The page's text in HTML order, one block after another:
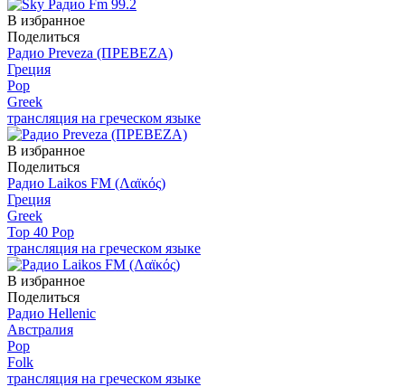
В избранное
Поделиться
Радио Preveza (ΠΡΕΒΕΖΑ)
Греция
Pop
Greek
трансляция на греческом языке
В избранное
Поделиться
Радио Laikos FM (Λαϊκός)
Греция
Greek
Top 40 Pop
трансляция на греческом языке
В избранное
Поделиться
Радио Hellenic
Австралия
Pop
Folk
трансляция на греческом языке